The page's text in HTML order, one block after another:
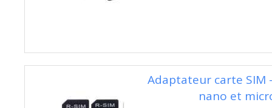
Adaptateur carte SIM
nano et